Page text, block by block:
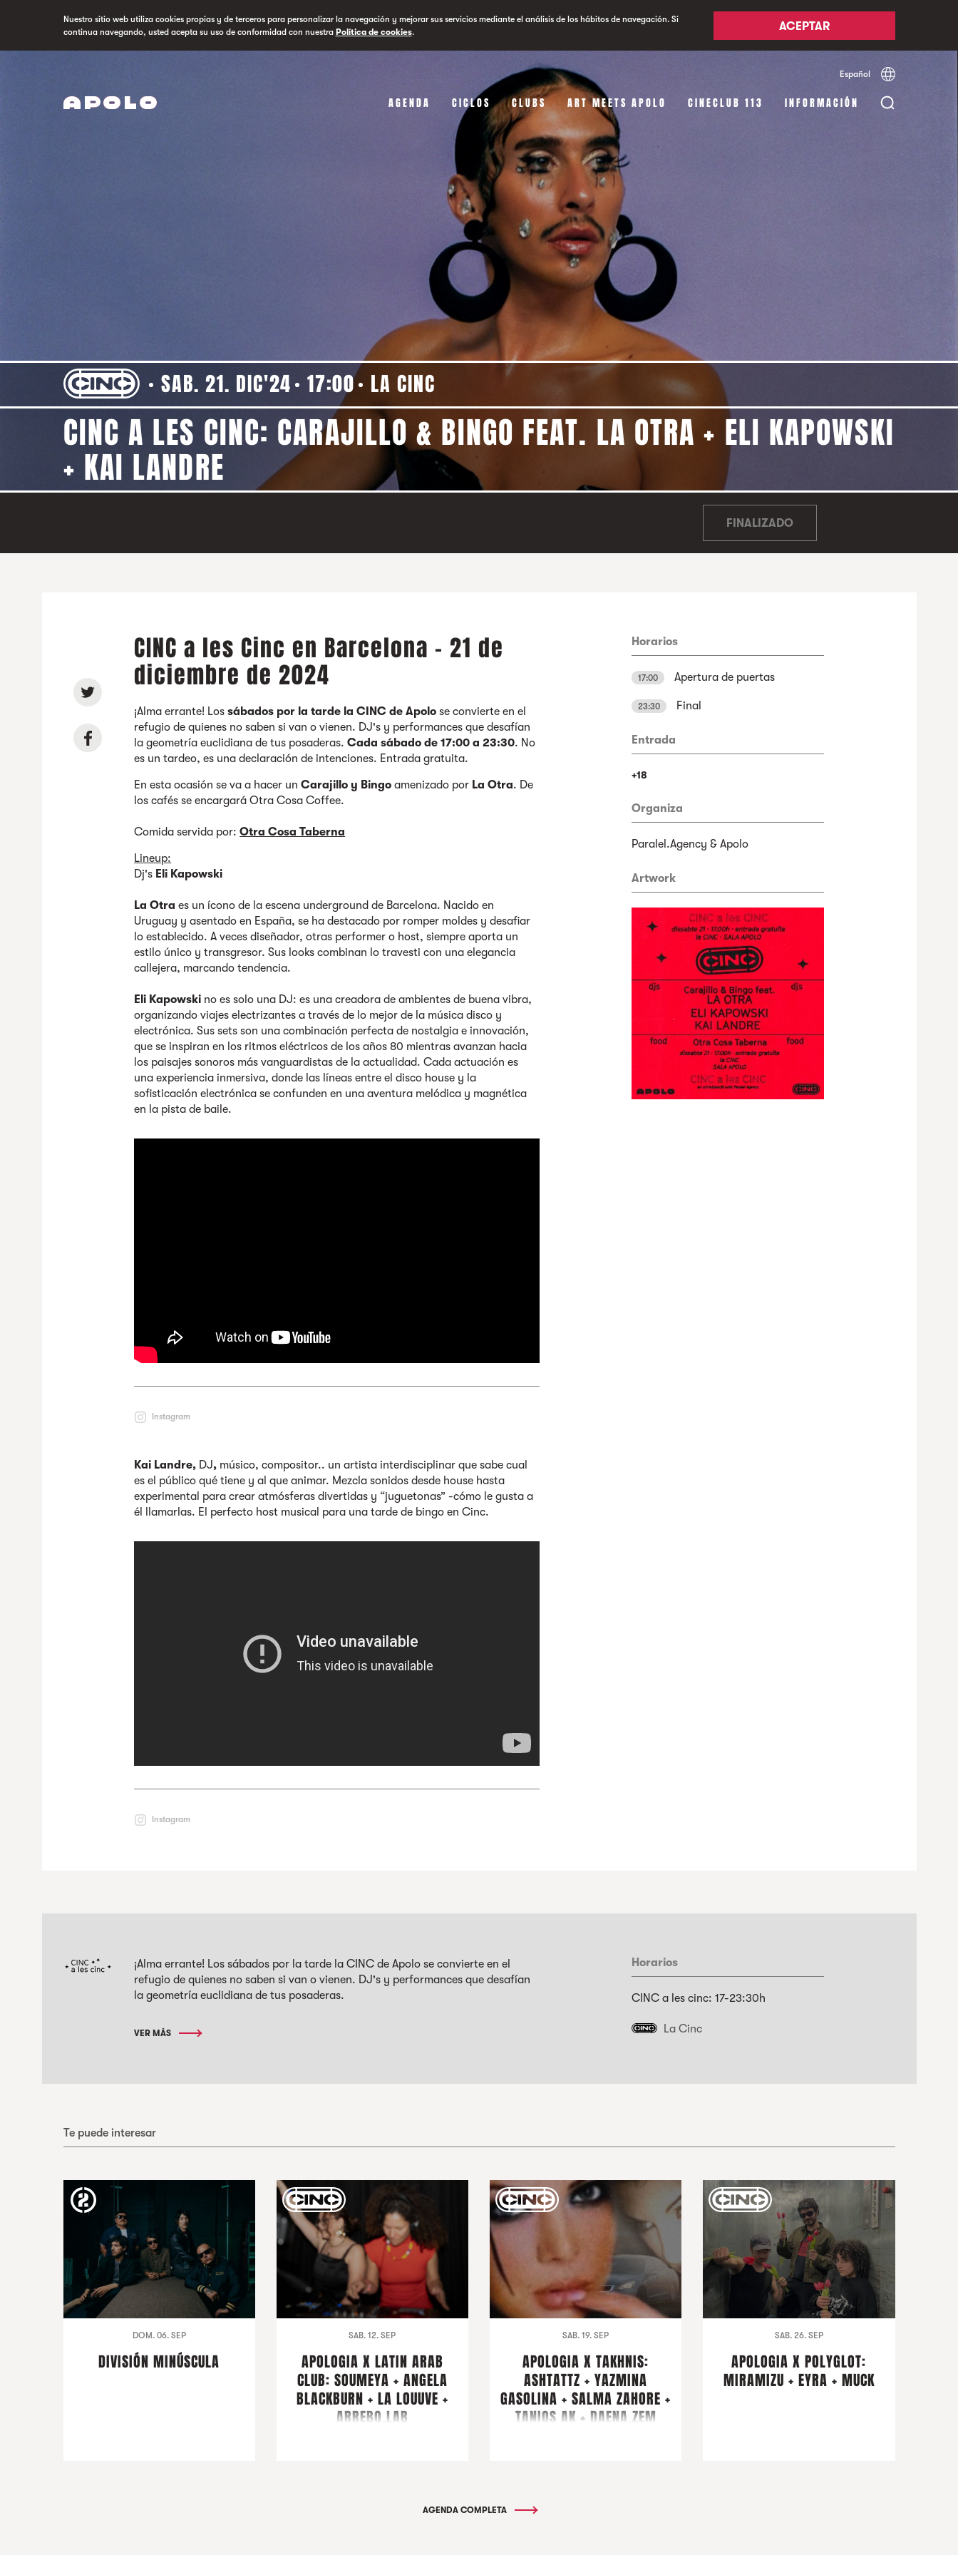
Nuestro sitio web utiliza cookies propias y de terceros para personalizar la navegación y mejorar sus servicios mediante el análisis de los hábitos de navegación. Si
continua navegando, usted acepta su uso de conformidad con nuestra Política de cookies. ACEPTAR
Español Català
AGENDA CICLOS CLUBS ART MEETS APOLO CINECLUB 113 INFORMACIÓN
SAB. 21. DIC'24 17:00 LA CINC
CINC A LES CINC: CARAJILLO & BINGO FEAT. LA OTRA + ELI KAPOWSKI
+ KAI LANDRE
FINALIZADO
CINC a les Cinc en Barcelona - 21 de
diciembre de 2024
¡Alma errante! Lossábados por la tarde la CINC de Apolo se convierte en el
refugio de quienes no saben si van o vienen. DJ's y performances que desafían
la geometría euclidiana de tus posaderas.Cada sábado de 17:00 a 23:30. No
es un tardeo, es una declaración de intenciones. Entrada gratuita.
En esta ocasión se va a hacer un Carajillo y Bingo amenizado por La Otra. De
los cafés se encargará Otra Cosa Coffee.
Comida servida por:Otra Cosa Taberna
Lineup:
Dj's Eli Kapowski
La Otra es un ícono de la escena underground de Barcelona. Nacido en
Uruguay y asentado en España, se ha destacado por romper moldes y desafiar
lo establecido. A veces diseñador, otras performer o host, siempre aporta un
estilo único y transgresor. Sus looks combinan lo travesti con una elegancia
callejera, marcando tendencia.
Eli Kapowski no es solo una DJ: es una creadora de ambientes de buena vibra,
organizando viajes electrizantes a través de lo mejor de la música disco y
electrónica. Sus sets son una combinación perfecta de nostalgia e innovación,
que se inspiran en los ritmos eléctricos de los años 80 mientras avanzan hacia
los paisajes sonoros más vanguardistas de la actualidad. Cada actuación es
una experiencia inmersiva, donde las líneas entre el disco house y la
sofisticación electrónica se confunden en una aventura melódica y magnética
en la pista de baile.
Instagram
Kai Landre, DJ, músico, compositor.. un artista interdisciplinar que sabe cual
es el público qué tiene y al que animar. Mezcla sonidos desde house hasta
experimental para crear atmósferas divertidas y “juguetonas” -cómo le gusta a
él llamarlas. El perfecto host musical para una tarde de bingo en Cinc.
Instagram
Horarios
17:00 Apertura de puertas
23:30 Final
Entrada
+18
Organiza
Paralel.Agency & Apolo
Artwork
¡Alma errante! Los sábados por la tarde la CINC de Apolo se convierte en el
refugio de quienes no saben si van o vienen. DJ's y performances que desafían
la geometría euclidiana de tus posaderas.
VER MÁS
Horarios
CINC a les cinc: 17-23:30h
La Cinc
Te puede interesar
DOM. 06. SEP
DIVISIÓN MINÚSCULA
SAB. 12. SEP
APOLOGIA X LATIN ARAB
CLUB: SOUMEYA + ANGELA
BLACKBURN + LA LOUUVE +
ARREBO.LAB
SAB. 19. SEP
APOLOGIA X TAKHNIS:
ASHTATTZ + YAZMINA
GASOLINA + SALMA ZAHORE +
TANIOS AK + DAENA.ZEM
SAB. 26. SEP
APOLOGIA X POLYGLOT:
MIRAMIZU + EYRA + MUCK
AGENDA COMPLETA